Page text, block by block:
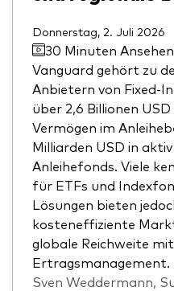
Donnerstag, 2. Juli 2026
30 Minuten Ansehen
Vanguard gehört zu
Anbietern von Fixed-
über 2,6 Billionen
Vermögen im
Milliarden USD in
Anleihefonds. Viele
für ETFs und
Lösungen bieten
kosteneffiziente
globale Reichweite
Ertragsmanagement.
Sven Weddermann,